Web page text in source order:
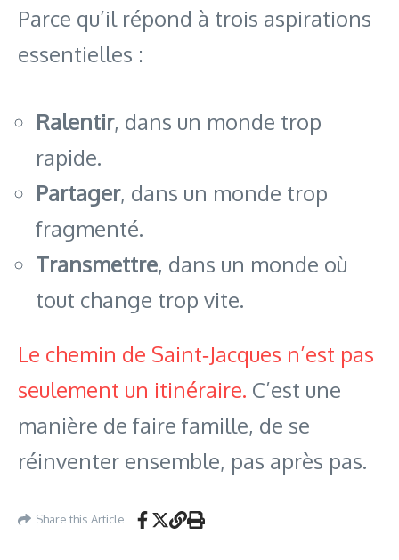
Parce qu’il répond à trois aspirations
essentielles :
Ralentir, dans un monde trop
rapide.
Partager, dans un monde trop
fragmenté.
Transmettre, dans un monde où
tout change trop vite.
Le chemin de Saint‑Jacques n’est pas
seulement un itinéraire. C’est une
manière de faire famille, de se
réinventer ensemble, pas après pas.
Share this Article